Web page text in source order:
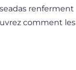
renferment
comment les